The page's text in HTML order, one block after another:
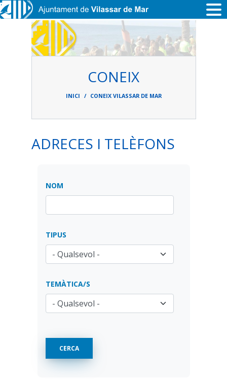
Vés al contingut
CONEIX
d'ariadna
INICI CONEIX VILASSAR DE MAR
ADRECES I TELÈFONS
NOM
TIPUS
TEMÀTICA/S